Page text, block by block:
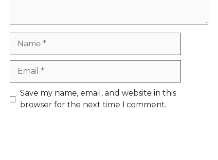
Save my name, email, and website in this
browser for the next time I comment.